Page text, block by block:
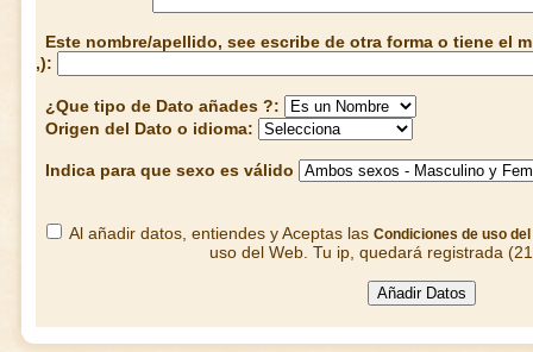
Este nombre/apellido, see escribe de otra forma o tiene el
,):
¿Que tipo de Dato añades ?:
Origen del Dato o idioma:
Indica para que sexo es válido
Al añadir datos, entiendes y Aceptas las Condiciones de uso del
uso del Web. Tu ip, quedará registrada